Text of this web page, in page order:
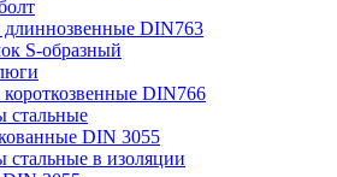
DIN763
S-образный
DIN766
стальные
DIN 3055
стальные в изоляции